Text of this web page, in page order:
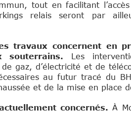
tout en facilitant
relais seront par
travaux concernent en
souterrains. Les
gaz, d’électricité et de
au futur tracé du
et de la mise en place
concernés. À